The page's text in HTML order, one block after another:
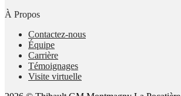
À Propos
Contactez-nous
Équipe
Carrière
Témoignages
Visite virtuelle